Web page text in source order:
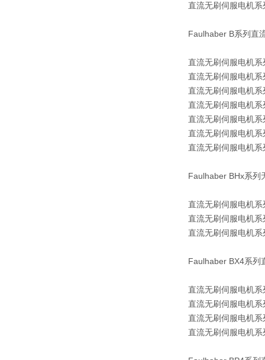
直流无刷伺服电机
Faulhaber B系列直
直流无刷伺服电机
直流无刷伺服电机
直流无刷伺服电机
直流无刷伺服电机
直流无刷伺服电机
直流无刷伺服电机
直流无刷伺服电机
Faulhaber BHx系列
直流无刷伺服电机
直流无刷伺服电机
直流无刷伺服电机
Faulhaber BX4系列
直流无刷伺服电机
直流无刷伺服电机
直流无刷伺服电机
直流无刷伺服电机